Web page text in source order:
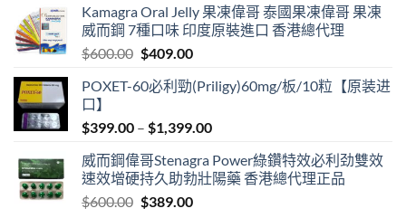
was:
$599.00.
is:
$399.00.
Kamagra Oral Jelly 果凍偉哥 泰國果凍偉哥 果凍
威而鋼 7種口味 印度原裝進口 香港總代理
$600.00 Original
was:
$409.00Current
is:
POXET-60必利勁(Priligy)60mg/板/10粒【原装进
口】
$399.00 – $1,399.00Price
$399.00
through
威而鋼偉哥Stenagra Power綠鑽特效必利劲雙效
速效增硬持久助勃壯陽藥 香港總代理正品
$600.00 Original
$389.00Current